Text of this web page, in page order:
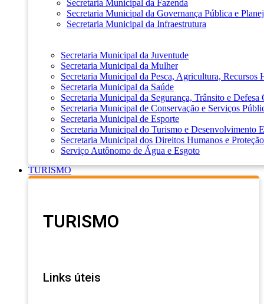
Secretaria Municipal da Fazenda
Secretaria Municipal da Governança Pública e
Secretaria Municipal da Infraestrutura
Secretaria Municipal da Juventude
Secretaria Municipal da Mulher
Secretaria Municipal da Pesca, Agricultura, Recursos
Secretaria Municipal da Saúde
Secretaria Municipal da Segurança, Trânsito e Defesa
Secretaria Municipal de Conservação e Serviços
Secretaria Municipal de Esporte
Secretaria Municipal do Turismo e Desenvolvimento
Secretaria Municipal dos Direitos Humanos e
Serviço Autônomo de Água e Esgoto
TURISMO
TURISMO
Links úteis